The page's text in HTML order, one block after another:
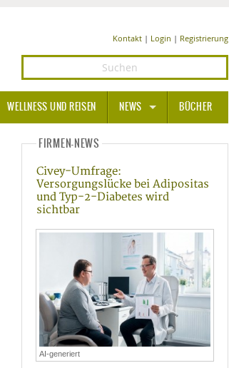
Kontakt| Login | Registrierung
WELLNESS UND REISEN NEWS
MEDIZIN UND PHARMA
BEAUTY UND PFLEGE
SPORT UND FITNESS
WELLNESS UND REISEN
LIFESTYLE
BÜCHER
FIRMEN-NEWS
Civey-Umfrage:
Versorgungslücke bei Adipositas
und Typ-2-Diabetes wird
sichtbar
AI-generiert